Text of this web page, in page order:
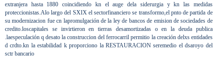
extranjera hasta 1880 coincidiendo kn el auge dela siderurgia y kn las medidas
proteccionistas.Alo largo del SXIX el sectorfinanciero se transformo,el pnto de partida de
su modernizacion fue cn lapromulgación de la ley de bancos de emision de sociedades de
credito.loscapitales se invirtieron en tierras desamortizadas o en la deuda publica
.laespeculación q desato la construccion del ferrocarril permitio la creación delxs entidades
d crdto.kn la estabilidad k proporciono la RESTAURACION seremedio el dsaroyo del
sctr bancario